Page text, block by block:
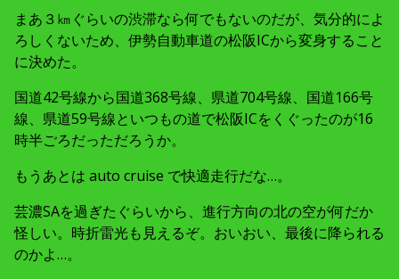
まあ３㎞ぐらいの渋滞なら何でもないのだが、気分的によ
ろしくないため、伊勢自動車道の松阪ICから変身すること
に決めた。
国道42号線から国道368号線、県道704号線、国道166号
線、県道59号線といつもの道で松阪ICをくぐったのが16
時半ごろだっただろうか。
もうあとは auto cruise で快適走行だな…。
芸濃SAを過ぎたぐらいから、進行方向の北の空が何だか
怪しい。時折雷光も見えるぞ。おいおい、最後に降られる
のかよ…。